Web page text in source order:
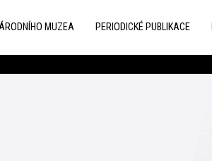
MUZEA PERIODICKÉ PUBLIKACE